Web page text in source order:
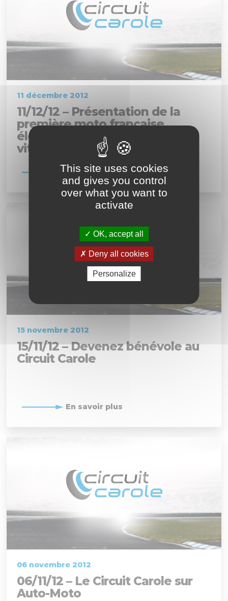
11 décembre 2012
11/12/12 – Présentation de la
première moto française
électrique de compétition de
vitesse
En savoir plus
15 novembre 2012
15/11/12 – Devenez bénévole au
Circuit Carole
En savoir plus
06 novembre 2012
06/11/12 – Le Circuit Carole sur
Auto-Moto
This site uses cookies
and gives you control
over what you want to
activate
OK, accept all
Deny all cookies
Personalize